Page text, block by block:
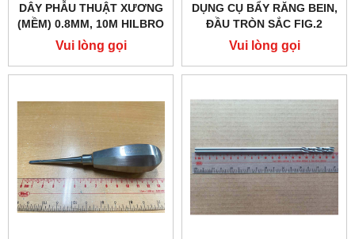
DÂY PHẪU THUẬT XƯƠNG
(MỀM) 0.8MM, 10M HILBRO
26.0290.08
Vui lòng gọi
DỤNG CỤ BẨY RĂNG BEIN,
ĐẦU TRÒN SẮC FIG.2
HILBRO 62.503.04
Vui lòng gọi